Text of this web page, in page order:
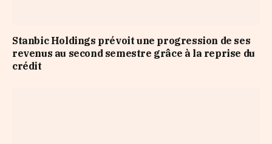
Stanbic Holdings prévoit une progression de ses
revenus au second semestre grâce à la reprise du
crédit